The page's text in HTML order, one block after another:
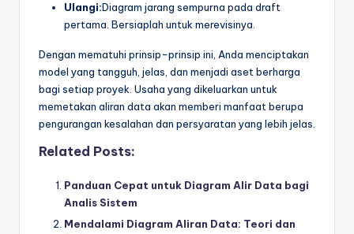
Ulangi:Diagram jarang sempurna pada draft
pertama. Bersiaplah untuk merevisinya.
Dengan mematuhi prinsip-prinsip ini, Anda menciptakan
model yang tangguh, jelas, dan menjadi aset berharga
bagi setiap proyek. Usaha yang dikeluarkan untuk
memetakan aliran data akan memberi manfaat berupa
pengurangan kesalahan dan persyaratan yang lebih jelas.
Related Posts:
Panduan Cepat untuk Diagram Alir Data bagi
Analis Sistem
Mendalami Diagram Aliran Data: Teori dan